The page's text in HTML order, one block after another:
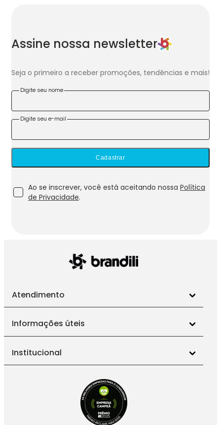
Assine nossa newsletter
Seja o primeiro a receber promoções, tendências e mais!
Digite seu nome
Digite seu e-mail
Cadastrar
Ao se inscrever, você está aceitando nossa Política
de Privacidade.
Atendimento
Informações úteis
Institucional